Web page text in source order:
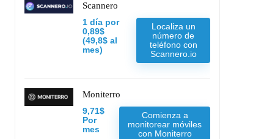
Scannero
1 día por
0,89$
(49,8$ al
mes)
Localiza un
número de
teléfono con
Scannero.io
Moniterro
9,71$
Por
mes
Comienza a
monitorear móviles
con Moniterro